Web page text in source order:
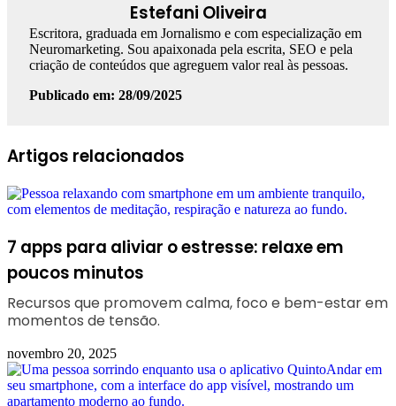
Estefani Oliveira
Escritora, graduada em Jornalismo e com especialização em
Neuromarketing. Sou apaixonada pela escrita, SEO e pela
criação de conteúdos que agreguem valor real às pessoas.
Publicado em: 28/09/2025
Facebook
Linkedin
WhatsApp
Telegram
Artigos relacionados
7 apps para aliviar o estresse: relaxe em
poucos minutos
Recursos que promovem calma, foco e bem-estar em
momentos de tensão.
novembro 20, 2025